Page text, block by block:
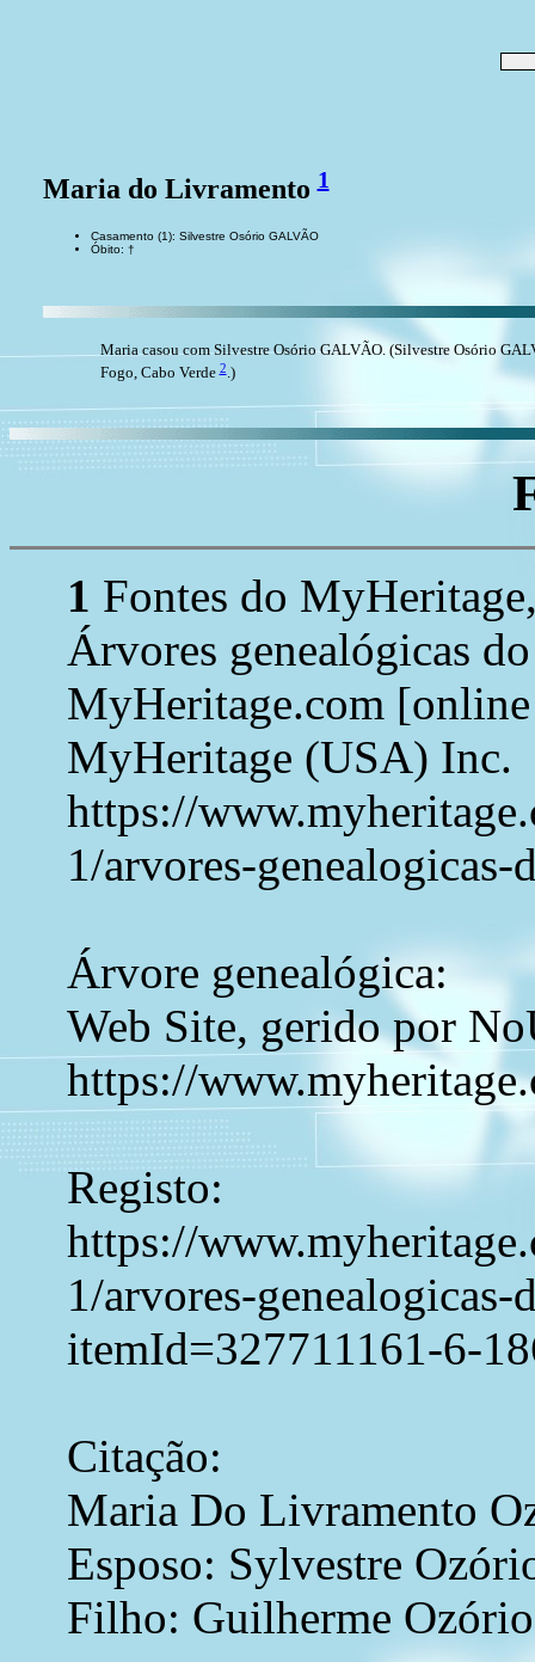
Maria do Livramento1
Casamento (1): Silvestre Osório GALVÃO
Óbito: †
Maria casou com Silvestre Osório GALVÃO. (Silvestre Osório
Fogo, Cabo Verde2.)
1 Fontes do
Árvores genealógicas
MyHeritage.com
MyHeritage (USA) Inc.
https://
1/arvores-
Árvore genealógica:
Web Site, gerido por
https://
Registo:
https://
1/arvores-genealogicas-
itemId=327711161-6-
Citação:
Maria Do Livramento
Esposo: Sylvestre
Filho: Guilherme